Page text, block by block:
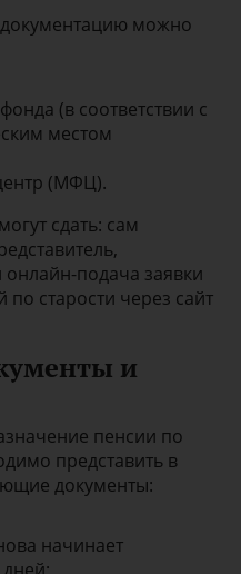
можно
(в соответствии с
местом
(МФЦ).
сдать: сам
подача заявки
старости через сайт
и
пенсии по
представить в
документы:
начинает